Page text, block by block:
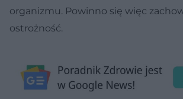
organizmu. Powinno się więc
ostrożność.